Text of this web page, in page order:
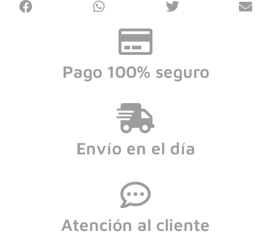
Pago 100% seguro
Envío en el día
Atención al cliente